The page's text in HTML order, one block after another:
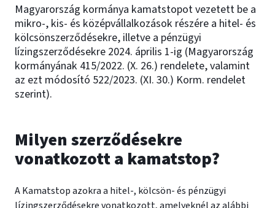
Magyarország kormánya kamatstopot vezetett be a
mikro-, kis- és középvállalkozások részére a hitel- és
kölcsönszerződésekre, illetve a pénzügyi
lízingszerződésekre 2024. április 1-ig (Magyarország
kormányának 415/2022. (X. 26.) rendelete, valamint
az ezt módosító 522/2023. (XI. 30.) Korm. rendelet
szerint).
Milyen szerződésekre
vonatkozott a kamatstop?
A Kamatstop azokra a hitel-, kölcsön- és pénzügyi